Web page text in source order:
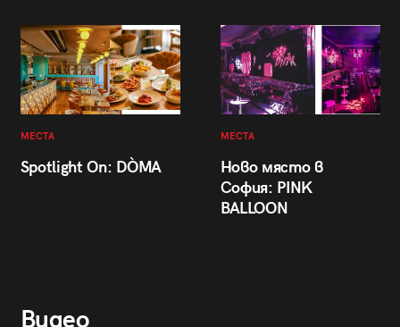
МЕСТА
Spotlight On: DÒMA
МЕСТА
Ново място в
София: PINK
BALLOON
Видео